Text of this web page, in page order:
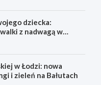
dziecka:
z nadwagą w
w Łodzi: nowa
i zieleń na Bałutach